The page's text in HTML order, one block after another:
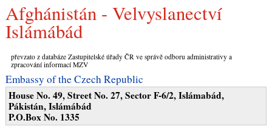
Afghánistán - Velvyslanectví
Islámábád
převzato z databáze Zastupitelské úřady ČR ve správě odboru administrativy a
zpracování informací MZV
Embassy of the Czech Republic
House No. 49, Street No. 27, Sector F-6/2, Islámabád,
Pákistán, Islámábád
P.O.Box No. 1335